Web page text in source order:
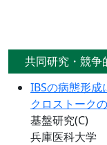
共同研究・競争
IBSの病態形
クロストーク
基盤研究(C)
兵庫医科大学